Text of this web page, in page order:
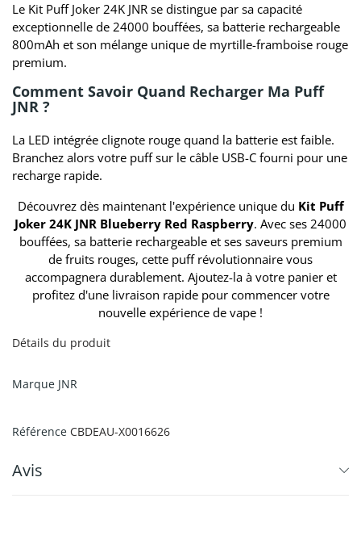
Le Kit Puff Joker 24K JNR se distingue par sa capacité
exceptionnelle de 24000 bouffées, sa batterie rechargeable
800mAh et son mélange unique de myrtille-framboise rouge
premium.
Comment Savoir Quand Recharger Ma Puff
JNR ?
La LED intégrée clignote rouge quand la batterie est faible.
Branchez alors votre puff sur le câble USB-C fourni pour une
recharge rapide.
Découvrez dès maintenant l'expérience unique du Kit Puff
Joker 24K JNR Blueberry Red Raspberry. Avec ses 24000
bouffées, sa batterie rechargeable et ses saveurs premium
de fruits rouges, cette puff révolutionnaire vous
accompagnera durablement. Ajoutez-la à votre panier et
profitez d'une livraison rapide pour commencer votre
nouvelle expérience de vape !
Détails du produit
Marque JNR
Référence CBDEAU-X0016626
Avis